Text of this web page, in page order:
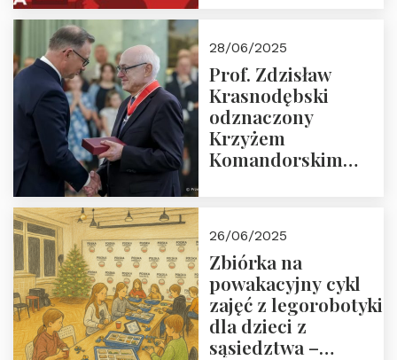
28/06/2025
Prof. Zdzisław
Krasnodębski
odznaczony
Krzyżem
Komandorskim
26/06/2025
Zbiórka na
powakacyjny cykl
zajęć z legorobotyki
dla dzieci z
sąsiedztwa –